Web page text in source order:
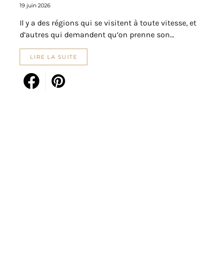
19 juin 2026
Il y a des régions qui se visitent à toute vitesse, et
d’autres qui demandent qu’on prenne son…
LIRE LA SUITE